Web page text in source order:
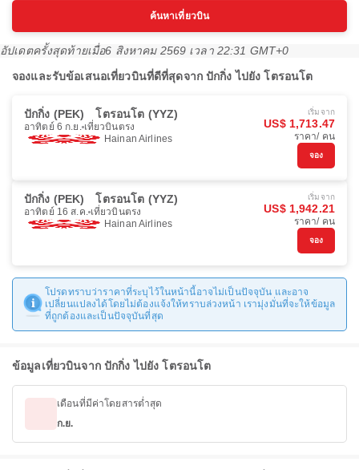
ค้นหาเที่ยวบิน
อัปเดตครั้งสุดท้ายเมื่อ6 สิงหาคม 2569 เวลา 22:31 GMT+0
จองและรับข้อเสนอเที่ยวบินที่ดีที่สุดจาก ปักกิ่ง ไปยัง โตรอนโต
ปักกิ่ง (PEK) โตรอนโต (YYZ)
อาทิตย์ 6 ก.ย. เที่ยวบินตรง
Hainan Airlines
เริ่มจาก
US$ 1,713.47
ราคา/ คน
จอง
ปักกิ่ง (PEK) โตรอนโต (YYZ)
อาทิตย์ 16 ส.ค. เที่ยวบินตรง
Hainan Airlines
เริ่มจาก
US$ 1,942.21
ราคา/ คน
จอง
โปรดทราบว่าราคาที่ระบุไว้ในหน้านี้อาจไม่เป็นปัจจุบัน และอาจ
เปลี่ยนแปลงได้โดยไม่ต้องแจ้งให้ทราบล่วงหน้า เรามุ่งมั่นที่จะให้ข้อมูล
ที่ถูกต้องและเป็นปัจจุบันที่สุด
ข้อมูลเที่ยวบินจาก ปักกิ่ง ไปยัง โตรอนโต
เดือนที่มีค่าโดยสารต่ำสุด
ก.ย.